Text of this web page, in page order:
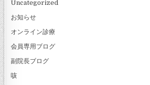
Uncategorized
お知らせ
オンライン診療
会員専用ブログ
副院長ブログ
咳